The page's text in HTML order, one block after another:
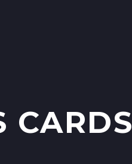
CARDS